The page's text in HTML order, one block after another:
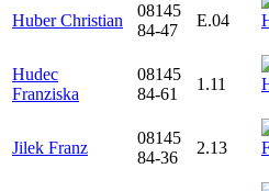
Huber Christian
08145
84-47
E.04
Hudec
Franziska
08145
84-61
1.11
Jilek Franz
08145
84-36
2.13